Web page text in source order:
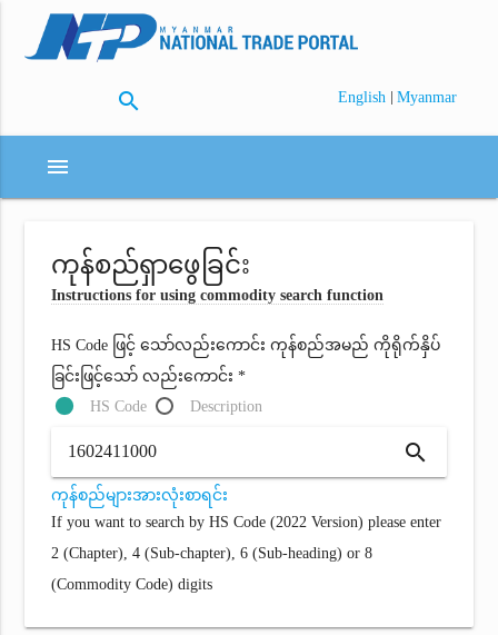
search English | Myanmar
menu
ကုန်စည်ရှာဖွေခြင်း
Instructions for using commodity search function
HS Code ဖြင့် သော်လည်းကောင်း ကုန်စည်အမည် ကိုရိုက်နှိပ်
ခြင်းဖြင့်သော် လည်းကောင်း *
HS Code
Description
search
ကုန်စည်များအားလုံးစာရင်း
If you want to search by HS Code (2022 Version) please enter
2 (Chapter), 4 (Sub-chapter), 6 (Sub-heading) or 8
(Commodity Code) digits